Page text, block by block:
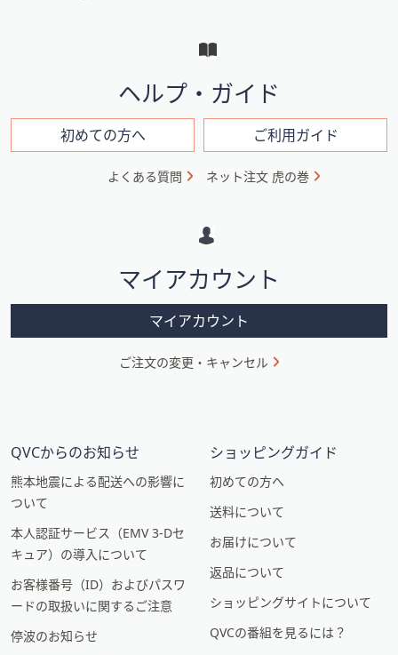
ン
ン
ヘルプ・ガイド
初めての方へ ご利用ガイド
よくある質問 ネット注文 虎の巻
マイアカウント
マイアカウント
ご注文の変更・キャンセル
QVCからのお知らせ
熊本地震による配送への影響に
ついて
本人認証サービス（EMV 3-Dセ
キュア）の導入について
お客様番号（ID）およびパスワ
ードの取扱いに関するご注意
停波のお知らせ
ショッピングガイド
初めての方へ
送料について
お届けについて
返品について
ショッピングサイトについて
QVCの番組を見るには？